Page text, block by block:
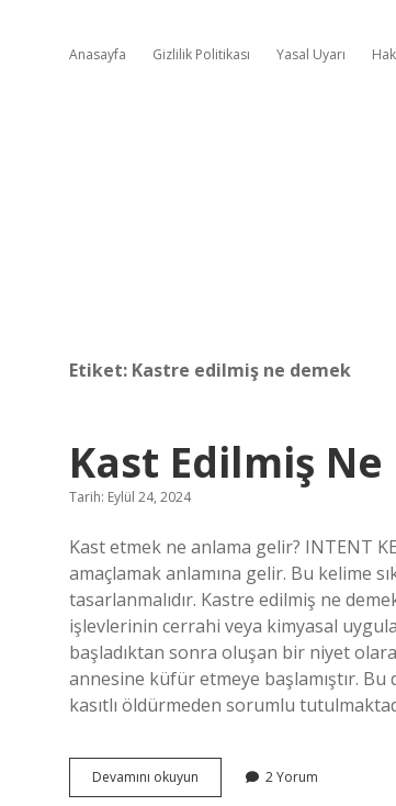
Anasayfa Gizlilik Politikası Yasal Uyarı
Etiket: Kastre edilmiş ne demek
Kast Edilmiş
Tarih: Eylül 24, 2024
Kast etmek ne anlama gelir? INTENT
amaçlamak anlamına gelir. Bu kelime
tasarlanmalıdır. Kastre edilmiş ne
işlevlerinin cerrahi veya kimyasal
başladıktan sonra oluşan bir niyet
annesine küfür etmeye başlamıştır.
kasıtlı öldürmeden sorumlu
Devamını okuyun
Edilmiş
2 Yorum